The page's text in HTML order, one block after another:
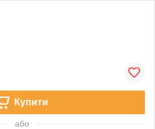
Купити
або